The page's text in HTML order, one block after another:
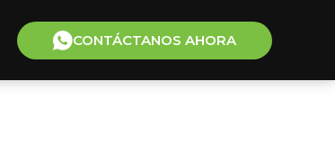
CONTÁCTANOS AHORA